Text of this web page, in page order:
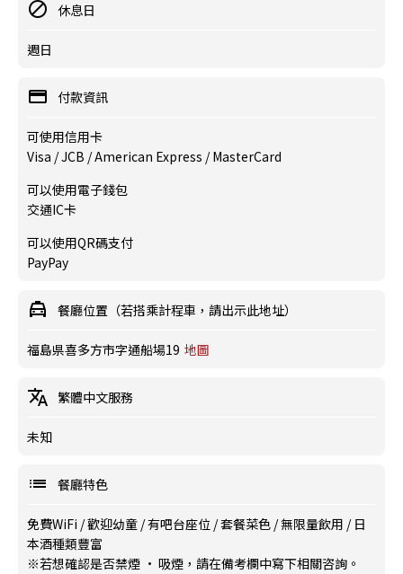
休息日
週日
付款資訊
可使用信用卡
Visa / JCB / American Express / MasterCard
可以使用電子錢包
交通IC卡
可以使用QR碼支付
PayPay
餐廳位置（若搭乘計程車，請出示此地址）
福島県喜多方市字通船場19 地圖
繁體中文服務
未知
餐廳特色
免費WiFi /歡迎幼童 /有吧台座位 /套餐菜色 /無限量飲用 / 日
本酒種類豐富
※若想確認是否禁煙 · 吸煙，請在備考欄中寫下相關咨詢。